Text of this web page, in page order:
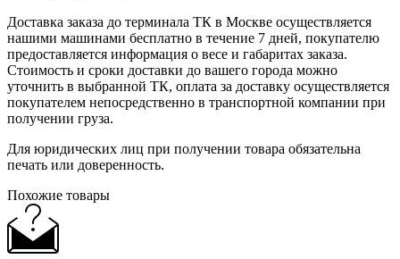
Доставка заказа до терминала ТК в Москве осуществляется
нашими машинами бесплатно в течение 7 дней, покупателю
предоставляется информация о весе и габаритах заказа.
Стоимость и сроки доставки до вашего города можно
уточнить в выбранной ТК, оплата за доставку осуществляется
покупателем непосредственно в транспортной компании при
получении груза.
Для юридических лиц при получении товара обязательна
печать или доверенность.
Похожие товары